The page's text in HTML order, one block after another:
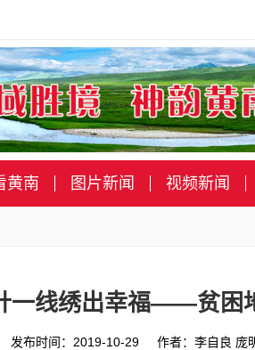
黄南 图片新闻 视频新闻
一线绣出幸福——贫困
布时间：2019-10-29 作者：李自良 庞